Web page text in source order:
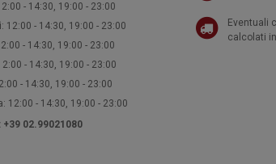
- 14:30, 19:00 - 23:00
12:00 - 14:30, 19:00 - 23:00
- 14:30, 19:00 - 23:00
- 14:30, 19:00 - 23:00
- 14:30, 19:00 - 23:00
12:00 - 14:30, 19:00 - 23:00
02.99021080
Eventuali
calcolati